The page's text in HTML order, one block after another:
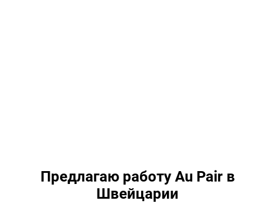
Предлагаю работу Au Pair в
Швейцарии